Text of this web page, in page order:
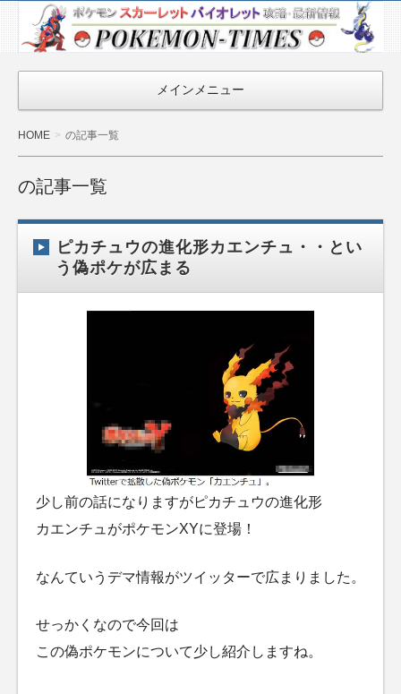
ポケモン最新
情報まとめ
『POKEMON-
TIMES』
メインメニュー
HOME の記事一覧
の記事一覧
ピカチュウの進化形カエンチュ・・とい
う偽ポケが広まる
少し前の話になりますがピカチュウの進化形
カエンチュがポケモンXYに登場！
なんていうデマ情報がツイッターで広まりました。
せっかくなので今回は
この偽ポケモンについて少し紹介しますね。